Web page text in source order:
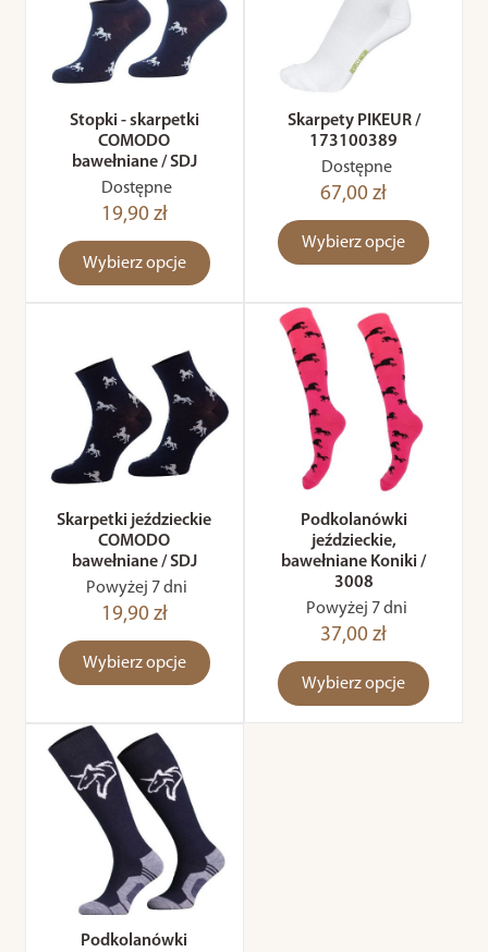
Stopki - skarpetki
COMODO
bawełniane / SDJ
Dostępne
19,90 zł
Wybierz opcje
Skarpety PIKEUR /
173100389
Dostępne
67,00 zł
Wybierz opcje
Skarpetki jeździeckie
COMODO
bawełniane / SDJ
Powyżej 7 dni
19,90 zł
Wybierz opcje
Podkolanówki
jeździeckie,
bawełniane Koniki /
3008
Powyżej 7 dni
37,00 zł
Wybierz opcje
Podkolanówki